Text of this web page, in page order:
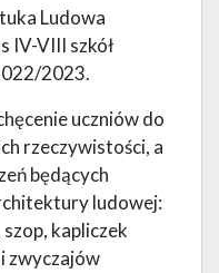
Ludowa
IV-VIII szkół
2023.
uczniów do
rzeczywistości, a
będących
ludowej:
kapliczek
zwyczajów